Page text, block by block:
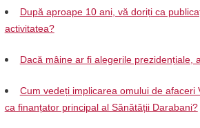
După aproape 10 ani, vă doriți ca
activitatea?
Dacă mâine ar fi alegerile prezidențiale,
Cum vedeți implicarea omului de
ca finanțator principal al Sănătății Darabani?